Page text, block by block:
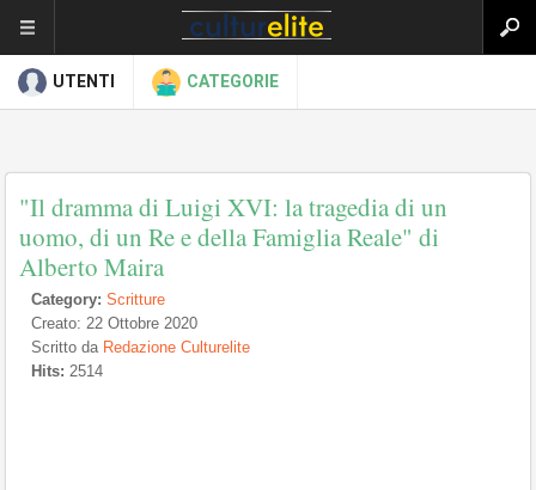
UTENTI CATEGORIE
"Il dramma di Luigi XVI: la tragedia di un
uomo, di un Re e della Famiglia Reale" di
Alberto Maira
Category: Scritture
Creato: 22 Ottobre 2020
Scritto da Redazione Culturelite
Hits: 2514